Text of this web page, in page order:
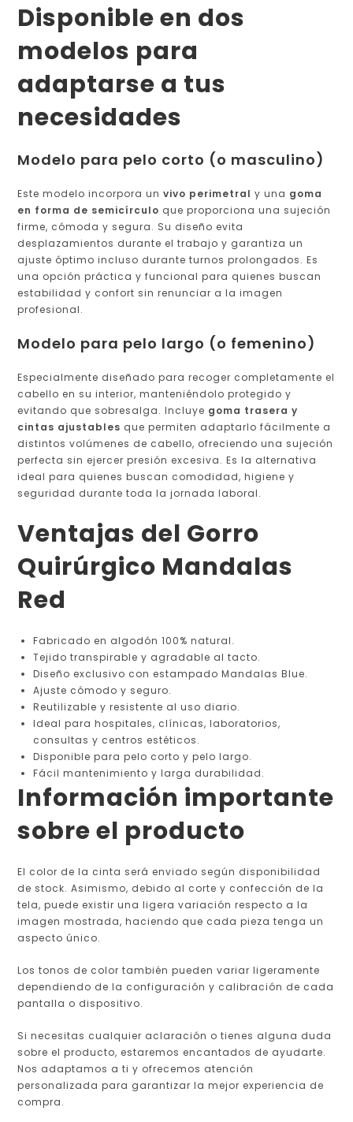
Disponible en dos
modelos para
adaptarse a tus
necesidades
Modelo para pelo corto (o masculino)
Este modelo incorpora unvivo perimetral y una goma
en forma de semicírculo que proporciona una sujeción
firme, cómoda y segura. Su diseño evita
desplazamientos durante el trabajo y garantiza un
ajuste óptimo incluso durante turnos prolongados. Es
una opción práctica y funcional para quienes buscan
estabilidad y confort sin renunciar a la imagen
profesional.
Modelo para pelo largo (o femenino)
Especialmente diseñado para recoger completamente el
cabello en su interior, manteniéndolo protegido y
evitando que sobresalga. Incluye goma trasera y
cintas ajustables que permiten adaptarlo fácilmente a
distintos volúmenes de cabello, ofreciendo una sujeción
perfecta sin ejercer presión excesiva. Es la alternativa
ideal para quienes buscan comodidad, higiene y
seguridad durante toda la jornada laboral.
Ventajas del Gorro
Quirúrgico Mandalas
Red
Fabricado en algodón 100% natural.
Tejido transpirable y agradable al tacto.
Diseño exclusivo con estampado Mandalas Blue.
Ajuste cómodo y seguro.
Reutilizable y resistente al uso diario.
Ideal para hospitales, clínicas, laboratorios,
consultas y centros estéticos.
Disponible para pelo corto y pelo largo.
Fácil mantenimiento y larga durabilidad.
Información importante
sobre el producto
El color de la cinta será enviado según disponibilidad
de stock. Asimismo, debido al corte y confección de la
tela, puede existir una ligera variación respecto a la
imagen mostrada, haciendo que cada pieza tenga un
aspecto único.
Los tonos de color también pueden variar ligeramente
dependiendo de la configuración y calibración de cada
pantalla o dispositivo.
Si necesitas cualquier aclaración o tienes alguna duda
sobre el producto, estaremos encantados de ayudarte.
Nos adaptamos a ti y ofrecemos atención
personalizada para garantizar la mejor experiencia de
compra.